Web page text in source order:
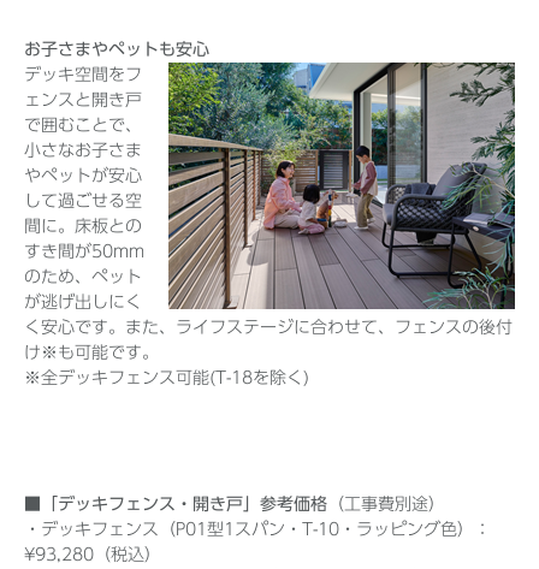
お子さまやペットも安心
デッキ空間をフ
ェンスと開き戸
で囲むことで、
小さなお子さま
やペットが安心
して過ごせる空
間に。床板との
すき間が50mm
のため、ペット
が逃げ出しにく
く安心です。また、ライフステージに合わせて、フェンスの後付
け※も可能です。
※全デッキフェンス可能(T-18を除く)
■「デッキフェンス・開き戸」参考価格 （工事費別途）
・デッキフェンス（P01型1スパン・T-10・ラッピング色）：
¥93,280（税込）